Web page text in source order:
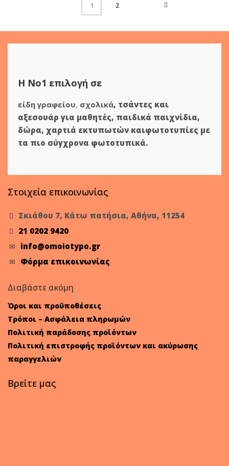
1 2
Η Νο1 επιλογή σε
είδη γραφείου, σχολικά, τσάντες και
αξεσουάρ για μαθητές, παιδικά παιχνίδια,
δώρα, χαρτιά εκτυπωτών καιφωτοτυπίες με
τα πιο σύγχρονα φωτοτυπικά.
Στοιχεία επικοινωνίας
Σκιάθου 7, Κάτω πατήσια, Αθήνα, 11254
21 0202 9420
info@omoiotypo.gr
Φόρμα επικοινωνίας
Διαβάστε ακόμη
Όροι και προϋποθέσεις
Τρόποι – Ασφάλεια πληρωμών
Πολιτική παράδοσης προϊόντων
Πολιτική επιστροφής προϊόντων και ακύρωσης
παραγγελιών
Βρείτε μας